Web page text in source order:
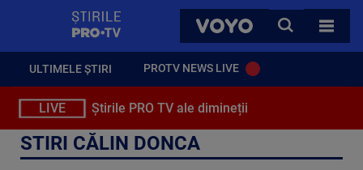
VOYO
CAUTA
TOATE
ULTIMELE ȘTIRI PROTV NEWS LIVE
LIVE Știrile PRO TV ale dimineții
STIRI CĂLIN DONCA